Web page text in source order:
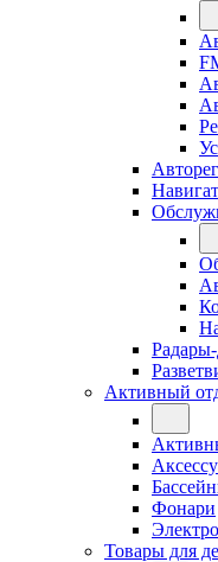
Активный
Фонари
Товары для